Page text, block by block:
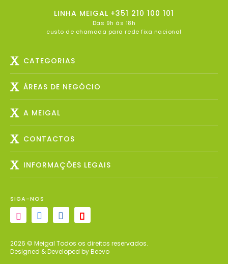
LINHA MEIGAL +351 210 100 101
Das 9h às 18h
custo de chamada para rede fixa nacional
CATEGORIAS
ÁREAS DE NEGÓCIO
A MEIGAL
CONTACTOS
INFORMAÇÕES LEGAIS
SIGA-NOS
2026 © Meigal Todos os direitos reservados.
Designed & Developed by Beevo